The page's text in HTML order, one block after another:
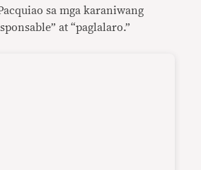
sa mga karaniwang
at “paglalaro.”